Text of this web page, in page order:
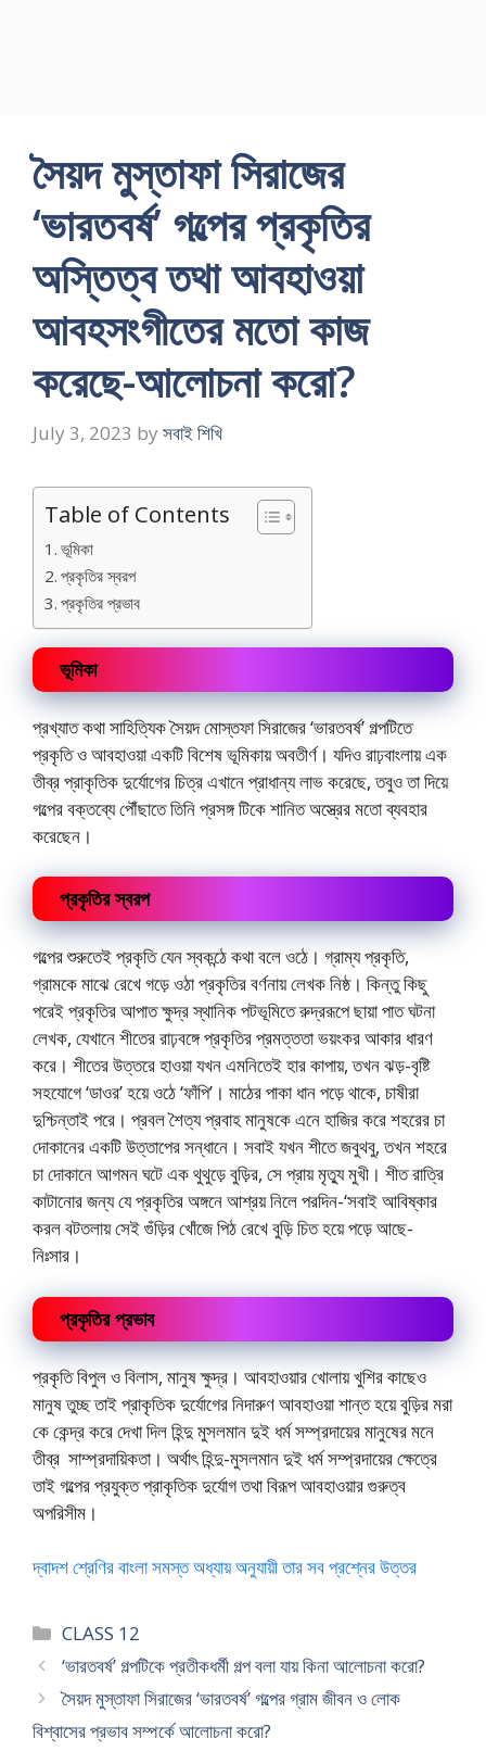
সৈয়দ মুস্তাফা সিরাজের
‘ভারতবর্ষ’ গল্পের প্রকৃতির
অস্তিত্ব তথা আবহাওয়া
আবহসংগীতের মতো কাজ
করেছে-আলোচনা করো?
July 3, 2023 by সবাই শিখি
Table of Contents
ভূমিকা
প্রকৃতির স্বরপ
প্রকৃতির প্রভাব
ভূমিকা
প্রখ্যাত কথা সাহিত্যিক সৈয়দ মোস্তফা সিরাজের ‘ভারতবর্ষ’ গল্পটিতে
প্রকৃতি ও আবহাওয়া একটি বিশেষ ভূমিকায় অবতীর্ণ। যদিও রাঢ়বাংলায় এক
তীব্র প্রাকৃতিক দুর্যোগের চিত্র এখানে প্রাধান্য লাভ করেছে, তবুও তা দিয়ে
গল্পের বক্তব্যে পৌঁছাতে তিনি প্রসঙ্গ টিকে শানিত অস্ত্রের মতো ব্যবহার
করেছেন।
প্রকৃতির স্বরপ
গল্পের শুরুতেই প্রকৃতি যেন স্বকন্ঠে কথা বলে ওঠে। গ্রাম্য প্রকৃতি,
গ্রামকে মাঝে রেখে গড়ে ওঠা প্রকৃতির বর্ণনায় লেখক নিষ্ঠ। কিন্তু কিছু
পরেই প্রকৃতির আপাত ক্ষুদ্র স্থানিক পটভূমিতে রুদ্ররূপে ছায়া পাত ঘটনা
লেখক, যেখানে শীতের রাঢ়বঙ্গে প্রকৃতির প্রমত্ততা ভয়ংকর আকার ধারণ
করে। শীতের উত্তরে হাওয়া যখন এমনিতেই হার কাপায়, তখন ঝড়-বৃষ্টি
সহযোগে ‘ডাওর’ হয়ে ওঠে ‘ফাঁপি’। মাঠের পাকা ধান পড়ে থাকে, চাষীরা
দুশ্চিন্তাই পরে। প্রবল শৈত্য প্রবাহ মানুষকে এনে হাজির করে শহরের চা
দোকানের একটি উত্তাপের সন্ধানে। সবাই যখন শীতে জবুথবু, তখন শহরে
চা দোকানে আগমন ঘটে এক থুথুড়ে বুড়ির, সে প্রায় মৃত্যু মুখী। শীত রাত্রি
কাটানোর জন্য যে প্রকৃতির অঙ্গনে আশ্রয় নিলে পরদিন-‘সবাই আবিষ্কার
করল বটতলায় সেই গুঁড়ির খোঁজে পিঠ রেখে বুড়ি চিত হয়ে পড়ে আছে-
নিঃসার।
প্রকৃতির প্রভাব
প্রকৃতি বিপুল ও বিলাস, মানুষ ক্ষুদ্র। আবহাওয়ার খোলায় খুশির কাছেও
মানুষ তুচ্ছ তাই প্রাকৃতিক দুর্যোগের নিদারুণ আবহাওয়া শান্ত হয়ে বুড়ির মরা
কে কেন্দ্র করে দেখা দিল হিন্দু মুসলমান দুই ধর্ম সম্প্রদায়ের মানুষের মনে
তীব্র ‌ সাম্প্রদায়িকতা। অর্থাৎ হিন্দু-মুসলমান দুই ধর্ম সম্প্রদায়ের ক্ষেত্রে
তাই গল্পের প্রযুক্ত প্রাকৃতিক দুর্যোগ তথা বিরূপ আবহাওয়ার গুরুত্ব
অপরিসীম।
দ্বাদশ শ্রেণির বাংলা সমস্ত অধ্যায় অনুযায়ী তার সব প্রশ্নের উত্তর
Categories
CLASS 12
‘ভারতবর্ষ’ গল্পটিকে প্রতীকধর্মী গল্প বলা যায় কিনা আলোচনা করো?
সৈয়দ মুস্তাফা সিরাজের ‘ভারতবর্ষ’ গল্পের গ্রাম জীবন ও লোক
বিশ্বাসের প্রভাব সম্পর্কে আলোচনা করো?